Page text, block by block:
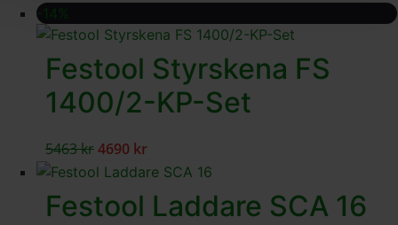
-14%
Festool Styrskena FS
1400/2-KP-Set
5463kr4690 kr
Festool Laddare SCA 16